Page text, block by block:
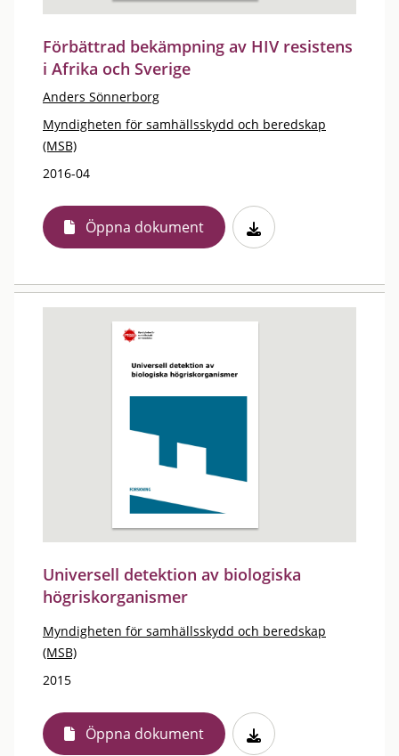
Förbättrad bekämpning av HIV resistens
i Afrika och Sverige
Anders Sönnerborg
Myndigheten för samhällsskydd och beredskap
(MSB)
2016-04
Öppna dokument
Universell detektion av biologiska
högriskorganismer
Myndigheten för samhällsskydd och beredskap
(MSB)
2015
Öppna dokument